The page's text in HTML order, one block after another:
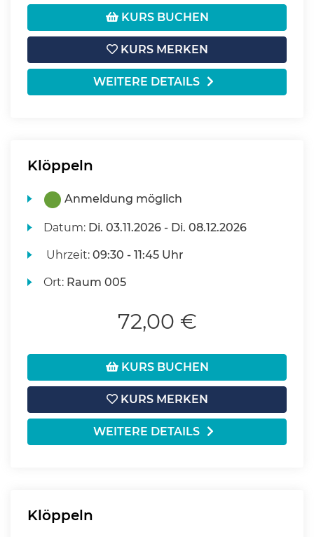
KURS BUCHEN
KURS MERKEN
WEITERE DETAILS
Klöppeln
Anmeldung möglich
Datum: Di. 03.11.2026 - Di. 08.12.2026
Uhrzeit:09:30 - 11:45 Uhr
Ort: Raum 005
72,00 €
KURS BUCHEN
KURS MERKEN
WEITERE DETAILS
Klöppeln